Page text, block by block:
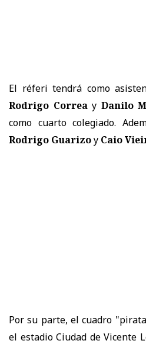
El réferi tendrá como
Rodrigo Correay Danilo
como cuarto colegiado.
Rodrigo Guarizoy Caio
Por su parte, el cuadro
el estadio Ciudad de Vicente